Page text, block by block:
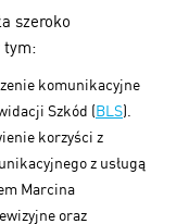
szeroko
tym:
komunikacyjne
Szkód (BLS).
korzyści z
z usługą
Marcina
oraz